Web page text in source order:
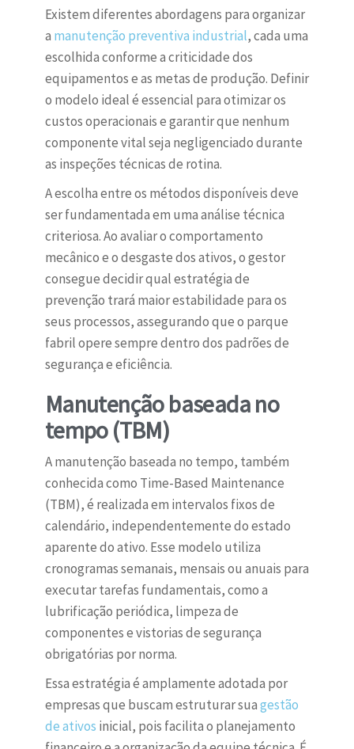
Existem diferentes abordagens para organizar
a manutenção preventiva industrial, cada uma
escolhida conforme a criticidade dos
equipamentos e as metas de produção. Definir
o modelo ideal é essencial para otimizar os
custos operacionais e garantir que nenhum
componente vital seja negligenciado durante
as inspeções técnicas de rotina.
A escolha entre os métodos disponíveis deve
ser fundamentada em uma análise técnica
criteriosa. Ao avaliar o comportamento
mecânico e o desgaste dos ativos, o gestor
consegue decidir qual estratégia de
prevenção trará maior estabilidade para os
seus processos, assegurando que o parque
fabril opere sempre dentro dos padrões de
segurança e eficiência.
Manutenção baseada no
tempo (TBM)
A manutenção baseada no tempo, também
conhecida como Time-Based Maintenance
(TBM), é realizada em intervalos fixos de
calendário, independentemente do estado
aparente do ativo. Esse modelo utiliza
cronogramas semanais, mensais ou anuais para
executar tarefas fundamentais, como a
lubrificação periódica, limpeza de
componentes e vistorias de segurança
obrigatórias por norma.
Essa estratégia é amplamente adotada por
empresas que buscam estruturar suagestão
de ativos inicial, pois facilita o planejamento